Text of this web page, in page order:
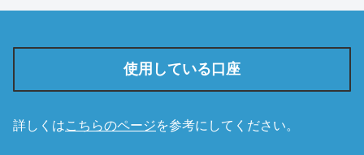
使用している口座
詳しくはこちらのページを参考にしてください。